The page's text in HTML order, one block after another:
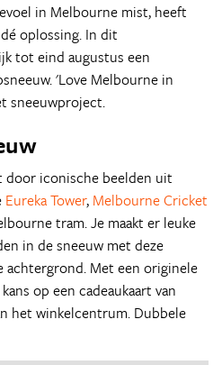
in Melbourne mist, heeft
oplossing. In dit
tot eind augustus een
'Love Melbourne in
sneeuwproject.
door iconische beelden uit
Eureka Tower, Melbourne Cricket
tram. Je maakt er leuke
in de sneeuw met deze
achtergrond. Met een originele
op een cadeaukaart van
het winkelcentrum. Dubbele